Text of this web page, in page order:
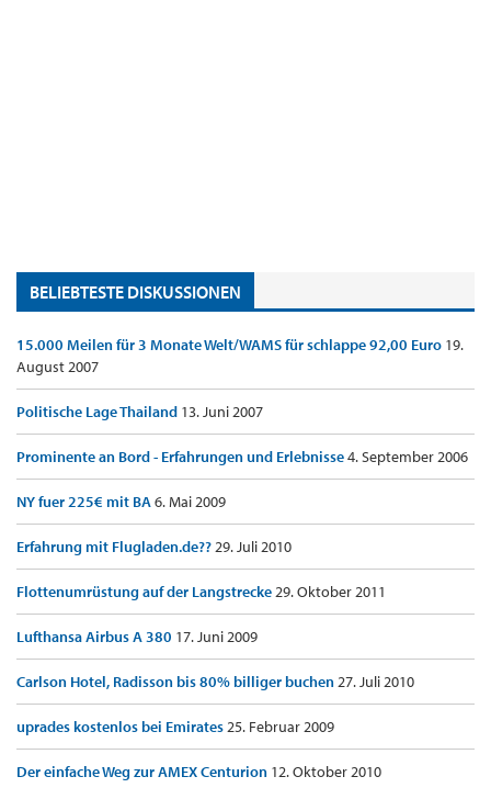
BELIEBTESTE DISKUSSIONEN
15.000 Meilen für 3 Monate Welt/WAMS für schlappe 92,00 Euro 19.
August 2007
Politische Lage Thailand 13. Juni 2007
Prominente an Bord - Erfahrungen und Erlebnisse4. September 2006
NY fuer 225€ mit BA6. Mai 2009
Erfahrung mit Flugladen.de??29. Juli 2010
Flottenumrüstung auf der Langstrecke29. Oktober 2011
Lufthansa Airbus A 380 17. Juni 2009
Carlson Hotel, Radisson bis 80% billiger buchen27. Juli 2010
uprades kostenlos bei Emirates25. Februar 2009
Der einfache Weg zur AMEX Centurion 12. Oktober 2010